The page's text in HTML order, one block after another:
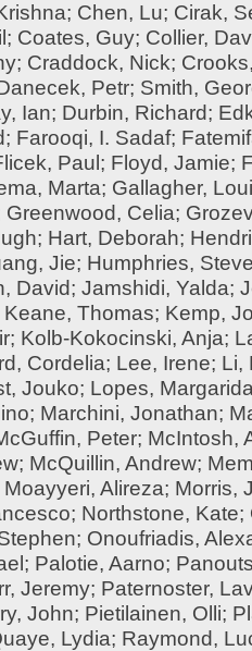
; Chen, Lu; Cirak,
; Coates, Guy; Collier,
; Craddock, Nick;
Petr; Smith,
Ian; Durbin, Richard;
; Farooqi, I. Sadaf;
Paul ; Floyd, Jamie;
Marta; Gallagher,
Greenwood, Celia;
; Hart, Deborah;
Jie; Humphries,
David; Jamshidi, Yalda;
Keane, Thomas; Kemp,
; Kolb-Kokocinski, Anja;
Cordelia; Lee, Irene; Li,
Jouko; Lopes,
; Marchini, Jonathan;
Peter; McIntosh,
; McQuillin, Andrew;
Moayyeri, Alireza; Morris,
; Northstone, Kate;
; Onoufriadis,
; Palotie, Aarno;
Jeremy; Paternoster,
John; Pietilainen, Olli;
Lydia; Raymond,